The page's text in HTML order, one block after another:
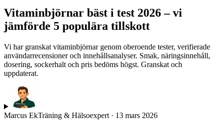
Vitaminbjörnar bäst i test 2026 – vi
jämförde 5 populära tillskott
Vi har granskat vitaminbjörnar genom oberoende tester, verifierade
användarrecensioner och innehållsanalyser. Smak, näringsinnehåll,
dosering, sockerhalt och pris bedöms högst. Granskat och
uppdaterat.
Marcus EkTräning & Hälsoexpert · 13 mars 2026